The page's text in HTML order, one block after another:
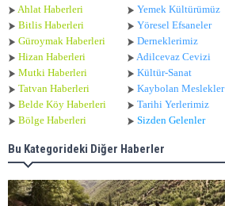
Ahlat Haberleri
Bitlis Haberleri
Güroymak Haberleri
Hizan Haberleri
Mutki Haberleri
Tatvan Haberleri
Belde Köy Haberleri
Bölge Haberleri
Yemek Kültürümüz
Yöresel Efsaneler
Derneklerimiz
Adilcevaz Cevizi
Kültür-Sanat
Kaybolan Meslekler
Tarihi Yerlerimiz
Sizden Gelenler
Bu Kategorideki Diğer Haberler